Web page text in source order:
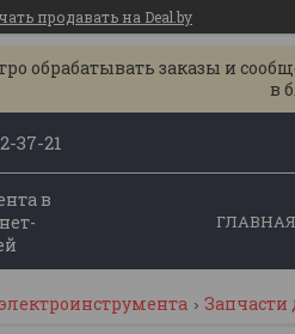
продавать на Deal.by
обрабатывать заказы и
в
37-21
в
ГЛАВНАЯ
Запчасти